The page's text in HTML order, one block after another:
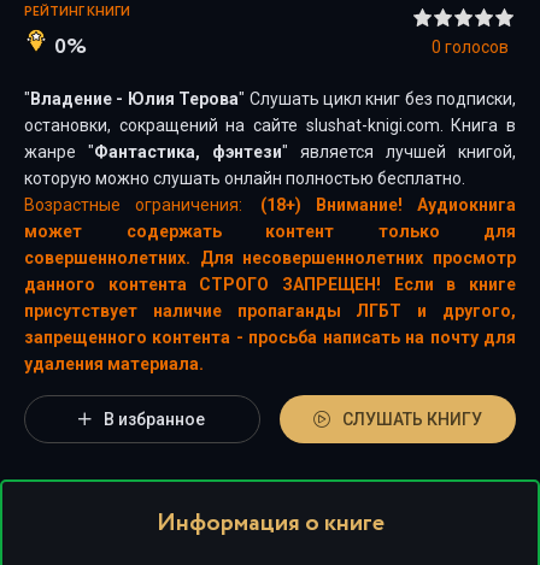
РЕЙТИНГ КНИГИ
0% 0 голосов
" Владение - Юлия Терова" Слушать цикл книг без подписки,
остановки, сокращений на сайте slushat-knigi.com. Книга в
жанре "Фантастика, фэнтези" является лучшей книгой,
которую можно слушать онлайн полностью бесплатно.
Возрастные ограничения:
(18+) Внимание! Аудиокнига
может содержать контент только для
совершеннолетних. Для несовершеннолетних просмотр
данного контента СТРОГО ЗАПРЕЩЕН! Если в книге
присутствует наличие пропаганды ЛГБТ и другого,
запрещенного контента - просьба написать на почту для
удаления материала.
В избранное СЛУШАТЬ КНИГУ
Информация о книге